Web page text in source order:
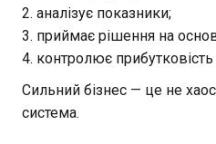
аналізує показники;
приймає рішення на
контролює
Сильний бізнес — це не
система.